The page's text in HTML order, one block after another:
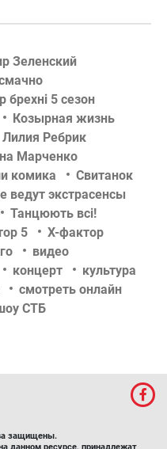
Зеленский
брехні 5 сезон
Козырная жизнь
Лилия Ребрик
Марченко
комика
Свитанок
ведут экстрасенсы
Танцюють всі!
5
Х-фактор
видео
концерт
культура
смотреть онлайн
СТБ
защищены.